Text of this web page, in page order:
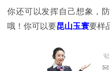
你还可以发挥自己想象，
哦！你可以要昆山玉寰要样